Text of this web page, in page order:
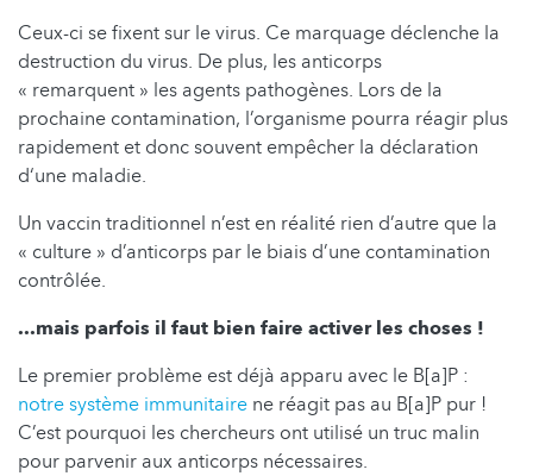
Ceux-ci se fixent sur le virus. Ce marquage déclenche la
destruction du virus. De plus, les anticorps
« remarquent » les agents pathogènes. Lors de la
prochaine contamination, l’organisme pourra réagir plus
rapidement et donc souvent empêcher la déclaration
d‘une maladie.
Un vaccin traditionnel n’est en réalité rien d’autre que la
« culture » d’anticorps par le biais d’une contamination
contrôlée.
...mais parfois il faut bien faire activer les choses !
Le premier problème est déjà apparu avec le B[a]P :
notre système immunitaire ne réagit pas au B[a]P pur !
C’est pourquoi les chercheurs ont utilisé un truc malin
pour parvenir aux anticorps nécessaires.